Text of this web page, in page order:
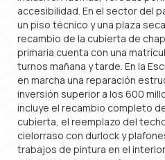
accesibilidad. En el sector del
un piso técnico y una plaza
recambio de la cubierta de
primaria cuenta con una
turnos mañana y tarde. En la
en marcha una reparación
inversión superior a los 600
incluye el recambio completo
cubierta, el reemplazo del
cielorraso con durlock y
trabajos de pintura en el